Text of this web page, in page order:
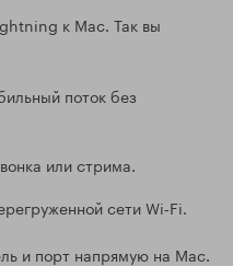
к Mac. Так вы
поток без
или стрима.
сети Wi‑Fi.
и порт напрямую на Mac.